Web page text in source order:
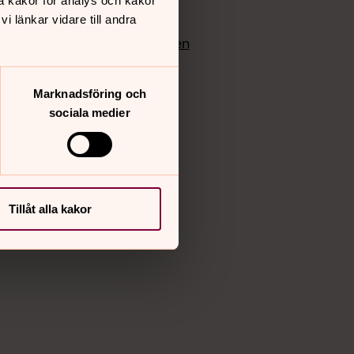
länkar vidare till andra
Marknadsföring och
sociala medier
Tillåt alla kakor
Instagram
Vimeo
Bloggportalen